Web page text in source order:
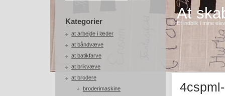
Kategorier
at arbejde i læder
at båndvæve
at batikfarve
at brikvæve
at brodere
broderimaskine
At
Et indblik i mine